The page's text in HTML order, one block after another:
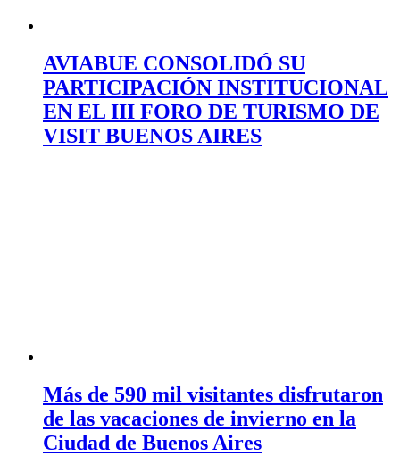
AVIABUE CONSOLIDÓ SU
PARTICIPACIÓN INSTITUCIONAL
EN EL III FORO DE TURISMO DE
VISIT BUENOS AIRES
Más de 590 mil visitantes disfrutaron
de las vacaciones de invierno en la
Ciudad de Buenos Aires